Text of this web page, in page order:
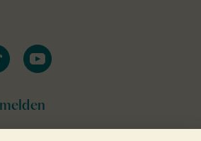
youtube